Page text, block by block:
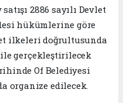
2886 sayılı Devlet
hükümlerine göre
ilkeleri doğrultusunda
gerçekleştirilecek
Of Belediyesi
organize edilecek.